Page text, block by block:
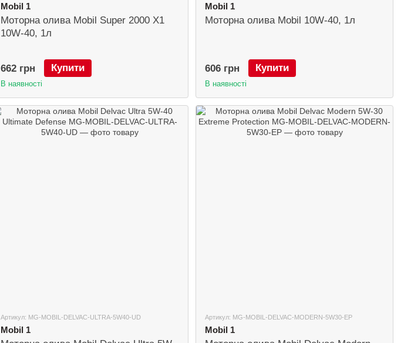
Mobil 1
Моторна олива Mobil Super 2000 X1
10W-40, 1л
662 грн Купити
В наявності
Mobil 1
Моторна олива Mobil 10W-40, 1л
606 грн Купити
В наявності
Артикул: MG-MOBIL-DELVAC-ULTRA-5W40-UD
Mobil 1
Артикул: MG-MOBIL-DELVAC-MODERN-5W30-EP
Mobil 1